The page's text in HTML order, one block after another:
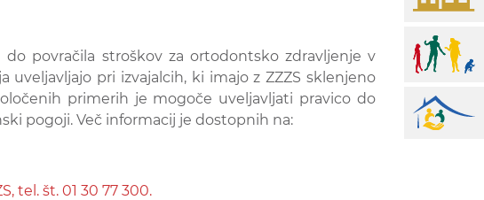
do povračila stroškov za ortodontsko zdravljenje v
uveljavljajo pri izvajalcih, ki imajo z ZZZS sklenjeno
primerih je mogoče uveljavljati pravico do
pogoji. Več informacij je dostopnih na:
tel. št. 01 30 77 300.